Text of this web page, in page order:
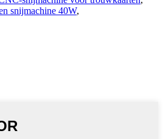
snijmachine 40W,